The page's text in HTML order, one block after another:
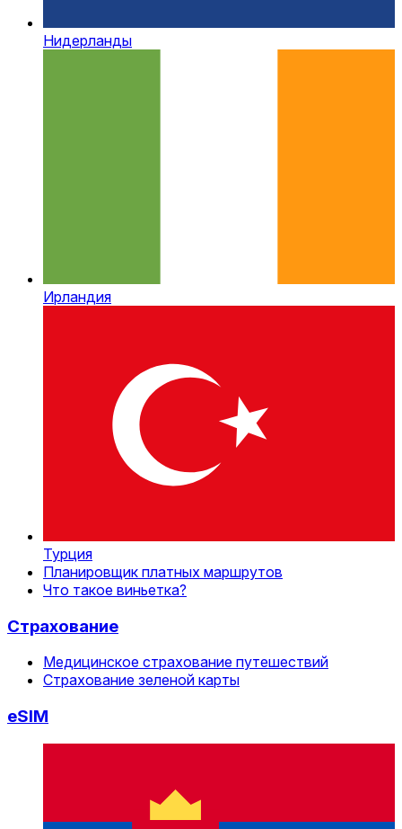
Нидерланды
Ирландия
Турция
Планировщик платных маршрутов
Что такое виньетка?
Страхование
Медицинское страхование путешествий
Страхование зеленой карты
eSIM